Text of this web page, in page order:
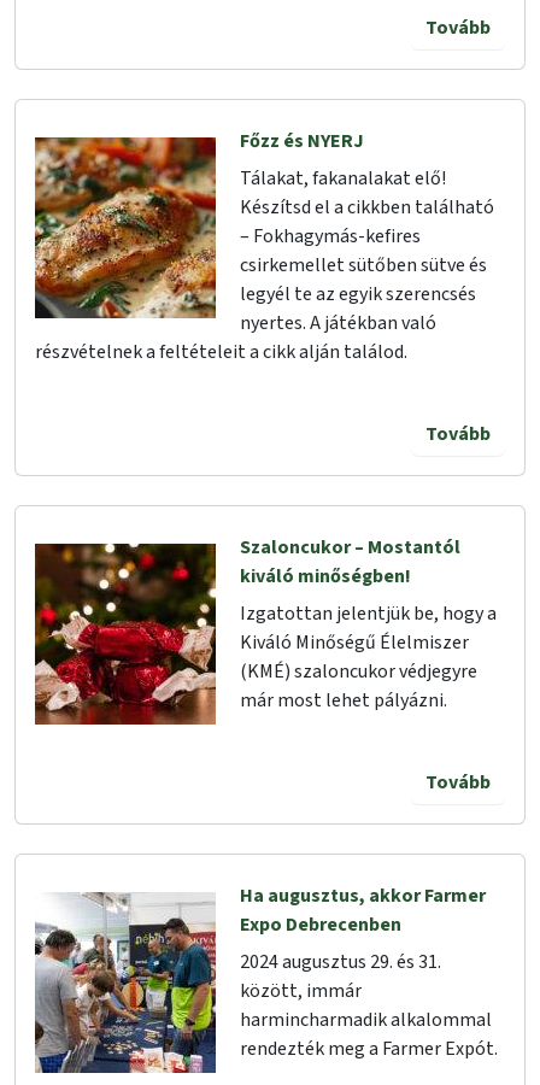
Tovább
Főzz és NYERJ
Tálakat, fakanalakat elő!
Készítsd el a cikkben található
– Fokhagymás-kefires
csirkemellet sütőben sütve és
legyél te az egyik szerencsés
nyertes. A játékban való
részvételnek a feltételeit a cikk alján találod.
Tovább
Szaloncukor – Mostantól
kiváló minőségben!
Izgatottan jelentjük be, hogy a
Kiváló Minőségű Élelmiszer
(KMÉ) szaloncukor védjegyre
már most lehet pályázni.
Tovább
Ha augusztus, akkor Farmer
Expo Debrecenben
2024 augusztus 29. és 31.
között, immár
harmincharmadik alkalommal
rendezték meg a Farmer Expót.